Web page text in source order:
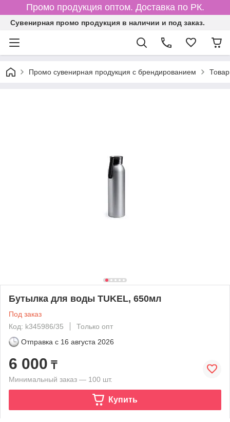
Промо продукция оптом. Доставка по РК.
Cувенирная промо продукция в наличии и под заказ.
Промо сувенирная продукция с брендированием
Бутылка для воды TUKEL, 650мл
Под заказ
Код: k345986/35
Только опт
Отправка с 16 августа 2026
6 000 ₸
Минимальный заказ — 100 шт.
Купить